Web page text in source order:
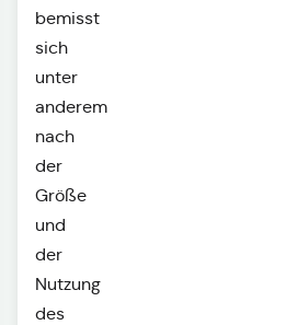
bemisst
sich
unter
anderem
nach
der
Größe
und
der
Nutzung
des